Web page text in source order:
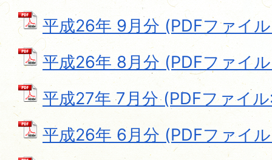
平成26年 9月分 (PDFファイ
平成26年 8月分 (PDFファイ
平成27年 7月分 (PDFファイ
平成26年 6月分 (PDFファイ